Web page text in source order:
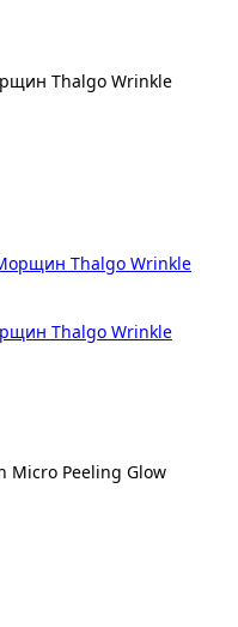
Thalgo Wrinkle
Thalgo Wrinkle
Micro Peeling Glow